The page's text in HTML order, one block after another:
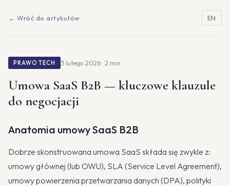
← Wróć do artykułów EN
PRAWO TECH 3 lutego 2026 · 2 min
Umowa SaaS B2B — kluczowe klauzule
do negocjacji
Anatomia umowy SaaS B2B
Dobrze skonstruowana umowa SaaS składa się zwykle z:
umowy głównej (lub OWU), SLA (Service Level Agreement),
umowy powierzenia przetwarzania danych (DPA), polityki